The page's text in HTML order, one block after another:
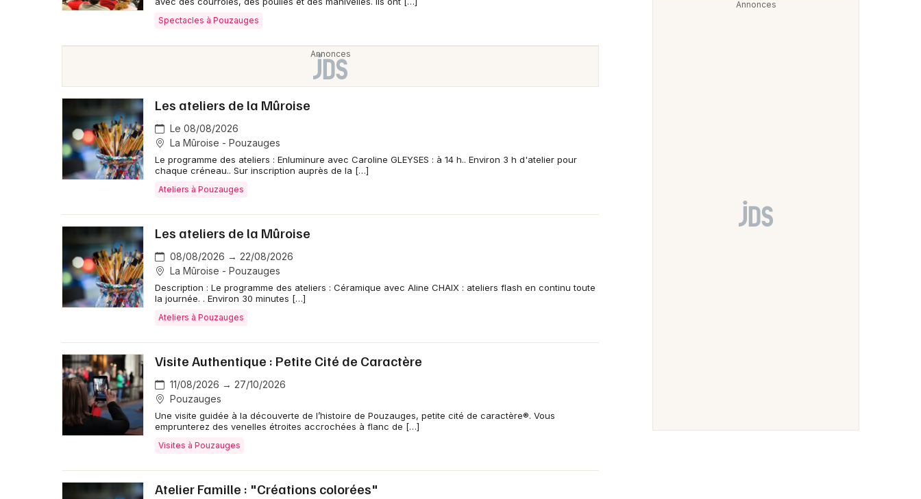
Spectacles à Pouzauges
Les ateliers de la Mûroise
Le 08/08/2026
La Mûroise - Pouzauges
Le programme des ateliers : Enluminure avec Caroline GLEYSES : à 14 h.. Environ 3 h d'atelier pour
chaque créneau.. Sur inscription auprès de la […]
Ateliers à Pouzauges
Les ateliers de la Mûroise
08/08/2026 → 22/08/2026
La Mûroise - Pouzauges
Description : Le programme des ateliers : Céramique avec Aline CHAIX : ateliers flash en continu toute
la journée. . Environ 30 minutes […]
Ateliers à Pouzauges
Visite Authentique : Petite Cité de Caractère
11/08/2026 → 27/10/2026
Pouzauges
Une visite guidée à la découverte de l’histoire de Pouzauges, petite cité de caractère®. Vous
emprunterez des venelles étroites accrochées à flanc de […]
Visites à Pouzauges
Atelier Famille : "Créations colorées"